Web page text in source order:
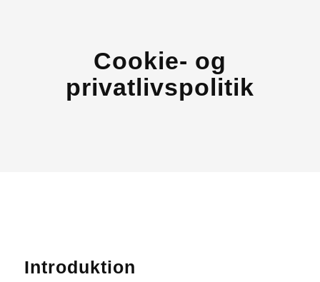
Cookie- og
privatlivspolitik
Introduktion